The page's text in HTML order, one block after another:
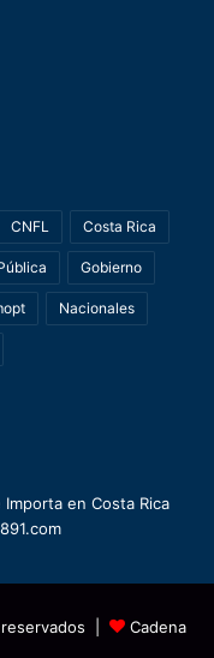
CNFL Costa Rica
Gobierno
Nacionales
en Costa Rica
|
Cadena